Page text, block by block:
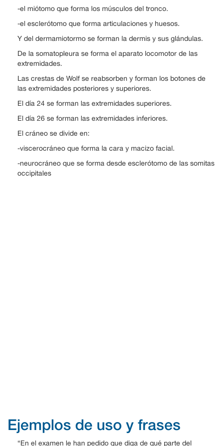
-el miótomo que forma los músculos del tronco.
-el esclerótomo que forma articulaciones y huesos.
Y del dermamiotormo se forman la dermis y sus glándulas.
De la somatopleura se forma el aparato locomotor de las
extremidades.
Las crestas de Wolf se reabsorben y forman los botones de
las extremidades posteriores y superiores.
El día 24 se forman las extremidades superiores.
El día 26 se forman las extremidades inferiores.
El cráneo se divide en:
-viscerocráneo que forma la cara y macizo facial.
-neurocráneo que se forma desde esclerótomo de las somitas
occipitales
Ejemplos de uso y frases
“En el examen le han pedido que diga de qué parte del